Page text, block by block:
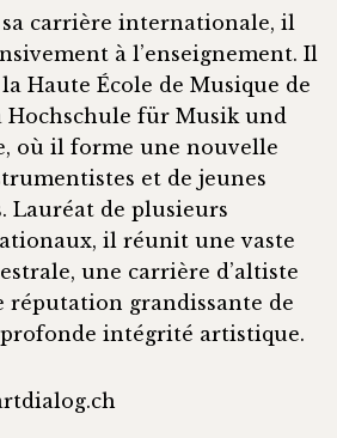
carrière internationale, il
à l’enseignement. Il
Haute École de Musique de
Hochschule für Musik und
où il forme une nouvelle
et de jeunes
Lauréat de plusieurs
il réunit une vaste
une carrière d’altiste
réputation grandissante de
profonde intégrité artistique.